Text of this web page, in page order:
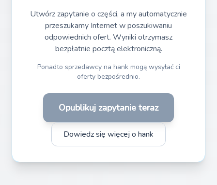
Utwórz zapytanie o części, a my automatycznie
przeszukamy Internet w poszukiwaniu
odpowiednich ofert. Wyniki otrzymasz
bezpłatnie pocztą elektroniczną.
Ponadto sprzedawcy na hank mogą wysyłać ci
oferty bezpośrednio.
Opublikuj zapytanie teraz
Dowiedz się więcej o hank